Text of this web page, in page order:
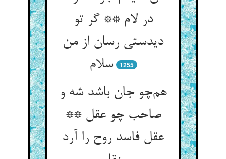
در لام ** گر تو
دیدستی رسان از من
سلام
1255
هم‌چو جان باشد شه و
صاحب چو عقل **
عقل فاسد روح را آرد